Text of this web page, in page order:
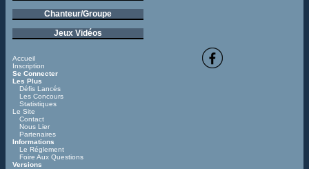
Chanteur/Groupe
Jeux Vidéos
Accueil
Inscription
Se Connecter
Les Plus
Défis Lancés
Les Concours
Statistiques
Le Site
Contact
Nous Lier
Partenaires
Informations
Le Réglement
Foire Aux Questions
Versions